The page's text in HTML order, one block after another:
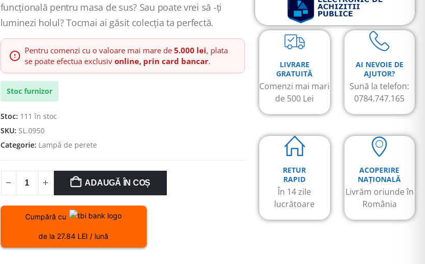
funcțională pentru masa de sus? Sau poate vrei să -ți
luminezi holul? Tocmai ai găsit colecția ta perfectă.
Pentru comenzi cu o valoare mai mare de 5.000 lei, plata
se poate efectua exclusiv online, prin card bancar.
Stoc furnizor
Stoc: 111 în stoc
SKU: SL.0950
Categorie: Lampă de perete
ADAUGĂ ÎN COȘ
Cumpără cu
de la 27.84 LEI / lună
LIVRARE
GRATUITĂ
Comenzi mai mari
de 500 Lei
RETUR
RAPID
În 14 zile
lucrătoare
AI NEVOIE DE
AJUTOR?
Sună la telefon:
0784.747.165
ACOPERIRE
NAȚIONALĂ
Livrăm oriunde în
România